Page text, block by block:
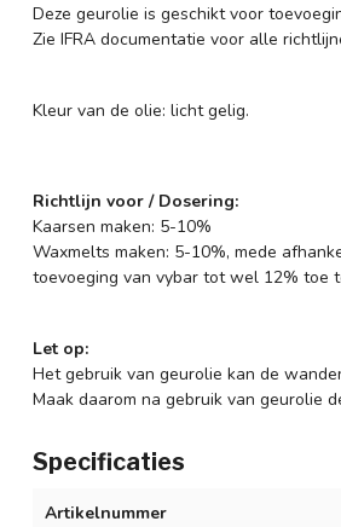
Deze geurolie is geschikt voor
Zie IFRA documentatie voor alle
Kleur van de olie: licht gelig.
Richtlijn voor / Dosering:
Kaarsen maken: 5-10%
Waxmelts maken: 5-10%, mede
toevoeging van vybar tot wel 12% toe
Let op:
Het gebruik van geurolie kan de
Maak daarom na gebruik van geurolie
Specificaties
Artikelnummer